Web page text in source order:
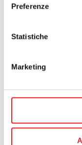
Preferenze
Statistiche
Marketing
Un anno di
un anno di attività è
per illustrare il lavoro